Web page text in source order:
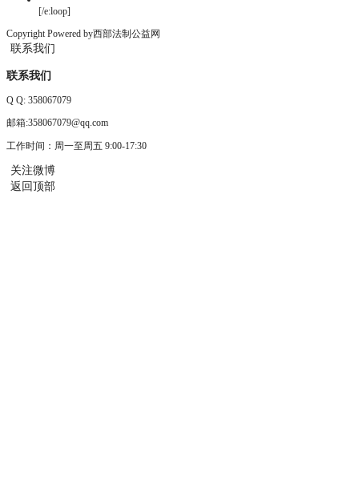
[/e:loop]
Copyright Powered by西部法制公益网
联系我们
联系我们
Q Q: 358067079
邮箱:358067079@qq.com
工作时间：周一至周五 9:00-17:30
关注微博
返回顶部